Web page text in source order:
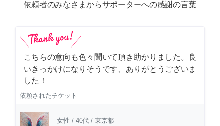
依頼者のみなさまからサポーターへの感謝の言葉
こちらの意向も色々聞いて頂き助かりました。良
いきっかけになりそうです、ありがとうございま
した！
依頼されたチケット
女性 / 40代 / 東京都